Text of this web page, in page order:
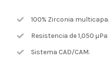
100% Zirconia multicapa.
Resistencia de 1,050
Sistema CAD/CAM.